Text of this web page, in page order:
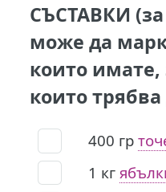
СЪСТАВКИ
може да
които имате,
които
400 гр
1 кг